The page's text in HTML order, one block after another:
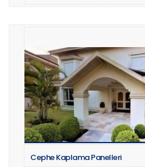
Cephe Kaplama Panelleri